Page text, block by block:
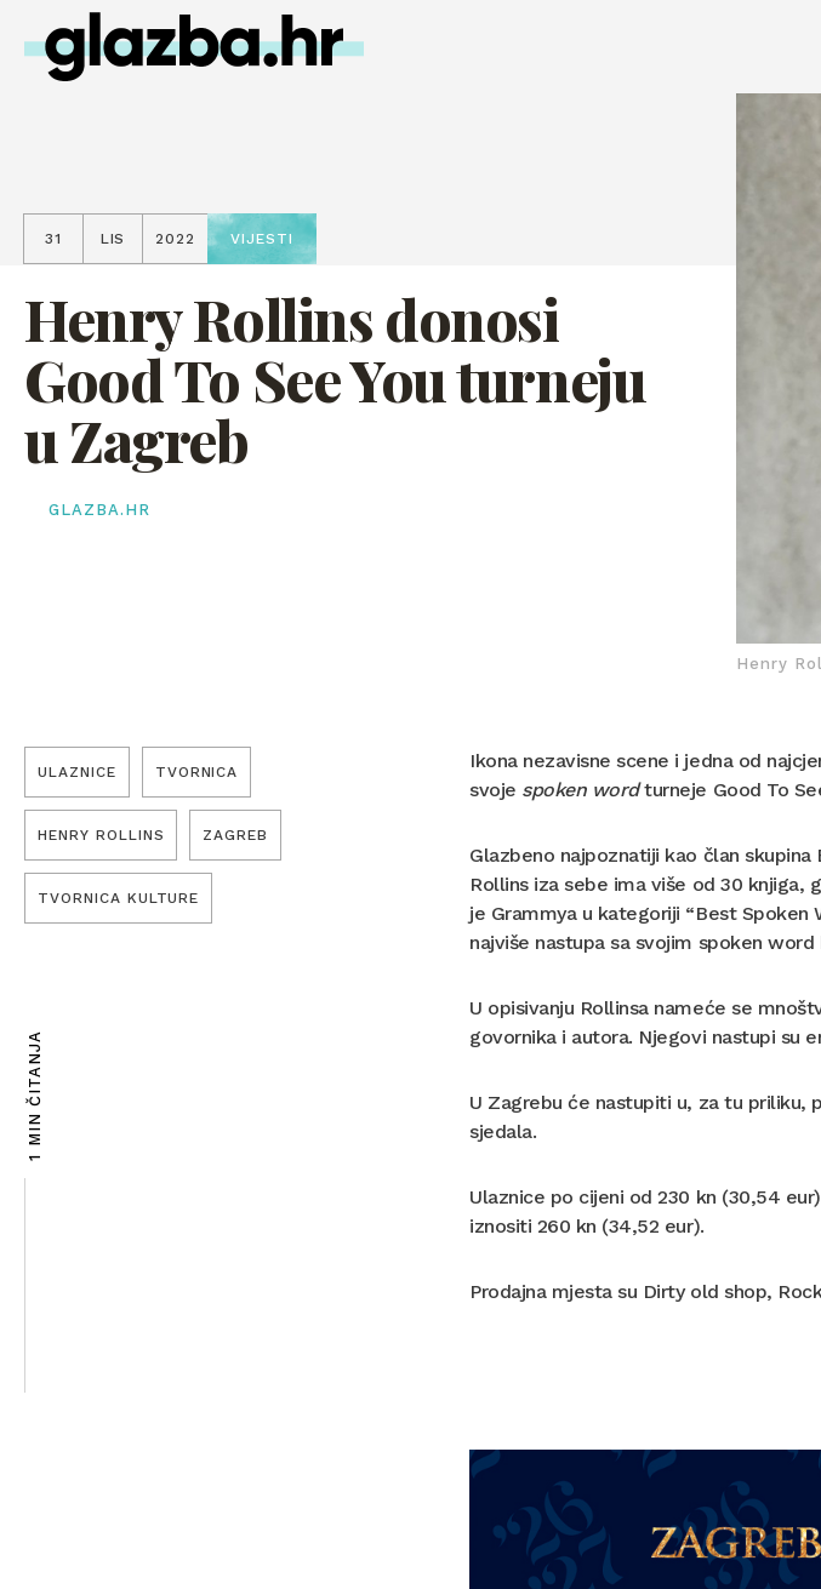
31 LIS 2022 VIJESTI
Henry Rollins donosi
Good To See You turneju
u Zagreb
GLAZBA.HR
Henry
ULAZNICE TVORNICA
HENRY ROLLINS ZAGREB
TVORNICA KULTURE
1 MIN ČITANJA
Ikona nezavisne scene i jedna od
svoje spoken wordturneje Good To
Glazbeno najpoznatiji kao član
Rollins iza sebe ima više od 30 knjiga,
je Grammya u kategoriji “Best Spoken
najviše nastupa sa svojim spoken
U opisivanju Rollinsa nameće se
govornika i autora. Njegovi nastupi su
U Zagrebu će nastupiti u, za tu priliku,
sjedala.
Ulaznice po cijeni od 230 kn (30,54
iznositi 260 kn (34,52 eur).
Prodajna mjesta su Dirty old shop,